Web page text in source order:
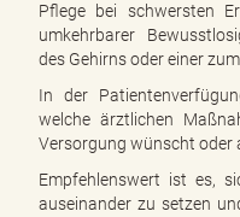
Pflege bei schwersten
umkehrbarer
des Gehirns oder einer
In der
welche ärztlichen
Versorgung wünscht oder
Empfehlenswert ist es,
auseinander zu setzen